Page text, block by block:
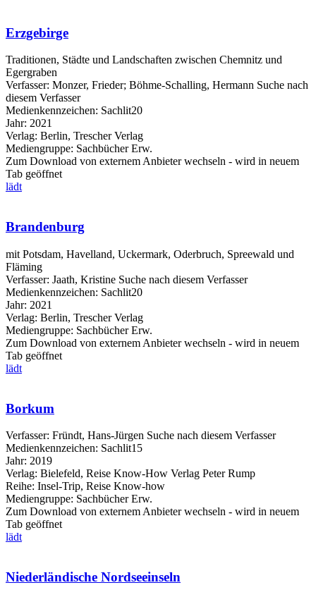
Erzgebirge
Traditionen, Städte und Landschaften zwischen Chemnitz und
Egergraben
Verfasser: Monzer, Frieder; Böhme-Schalling, Hermann Suche nach
diesem Verfasser
Medienkennzeichen: Sachlit20
Jahr: 2021
Verlag: Berlin, Trescher Verlag
Mediengruppe: Sachbücher Erw.
Zum Download von externem Anbieter wechseln - wird in neuem
Tab geöffnet
lädt
Brandenburg
mit Potsdam, Havelland, Uckermark, Oderbruch, Spreewald und
Fläming
Verfasser: Jaath, Kristine Suche nach diesem Verfasser
Medienkennzeichen: Sachlit20
Jahr: 2021
Verlag: Berlin, Trescher Verlag
Mediengruppe: Sachbücher Erw.
Zum Download von externem Anbieter wechseln - wird in neuem
Tab geöffnet
lädt
Borkum
Verfasser: Fründt, Hans-Jürgen Suche nach diesem Verfasser
Medienkennzeichen: Sachlit15
Jahr: 2019
Verlag: Bielefeld, Reise Know-How Verlag Peter Rump
Reihe: Insel-Trip, Reise Know-how
Mediengruppe: Sachbücher Erw.
Zum Download von externem Anbieter wechseln - wird in neuem
Tab geöffnet
lädt
Niederländische Nordseeinseln